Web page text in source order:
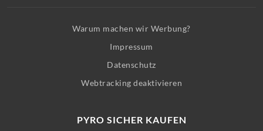
Warum machen wir Werbung?
Impressum
Datenschutz
Webtracking deaktivieren
PYRO SICHER KAUFEN